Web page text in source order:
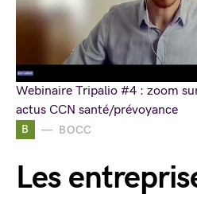
B BOCC
Les
Webinaire Tripalio #4 : zoom
actus CCN santé/prévoyance